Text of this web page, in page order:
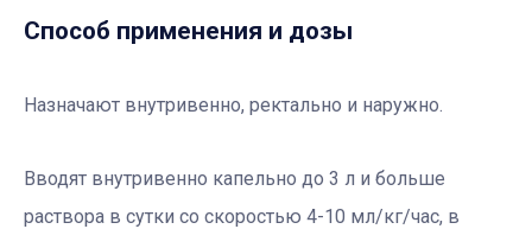
Способ применения и дозы
Назначают внутривенно, ректально и наружно.
Вводят внутривенно капельно до 3 л и больше
раствора в сутки со скоростью 4-10 мл/кг/час, в